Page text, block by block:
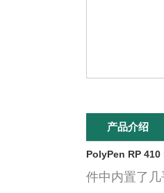
产品介绍
PolyPen RP 410
件中内置了